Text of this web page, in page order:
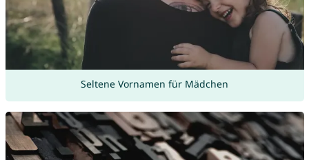
Seltene Vornamen für Mädchen